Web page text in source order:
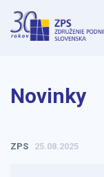
Novinky
ZPS 25.08.2025